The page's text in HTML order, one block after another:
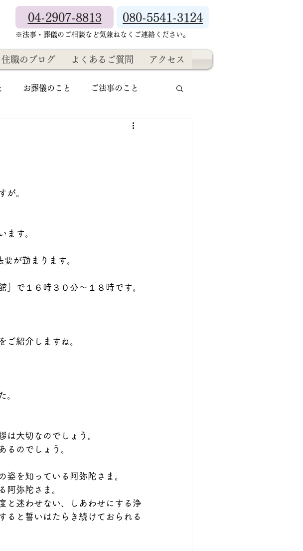
04-2907-8813 080-5541-3124
​※法事・葬儀のご相談など気兼ねなくご連絡ください。
住職のブログ よくあるご質問 アクセス
お葬儀のこと ご法事のこと
が。
ます。
が勤まります。
で１６時３０分〜１８時です。
ご紹介しますね。
。
は大切なのでしょう。
るのでしょう。
姿を知っている阿弥陀さま。
阿弥陀さま。
と迷わせない、しあわせにする浄
ると誓いはたらき続けておられる